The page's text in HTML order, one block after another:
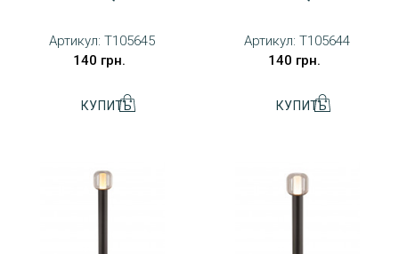
Артикул: T105645
140 грн.
Артикул: T105644
140 грн.